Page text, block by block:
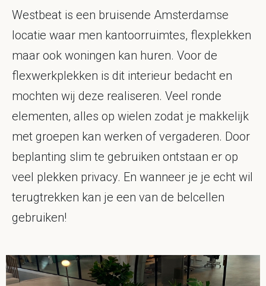
Westbeat is een bruisende Amsterdamse
locatie waar men kantoorruimtes, flexplekken
maar ook woningen kan huren. Voor de
flexwerkplekken is dit interieur bedacht en
mochten wij deze realiseren. Veel ronde
elementen, alles op wielen zodat je makkelijk
met groepen kan werken of vergaderen. Door
beplanting slim te gebruiken ontstaan er op
veel plekken privacy. En wanneer je je echt wil
terugtrekken kan je een van de belcellen
gebruiken!